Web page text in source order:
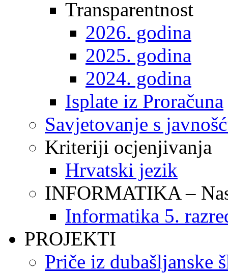
Transparentnost
2026. godina
2025. godina
2024. godina
Isplate iz Proračuna
Savjetovanje s
Kriteriji ocjenjivanja
Hrvatski jezik
INFORMATIKA –
Informatika 5.
PROJEKTI
Priče iz dubašljanske